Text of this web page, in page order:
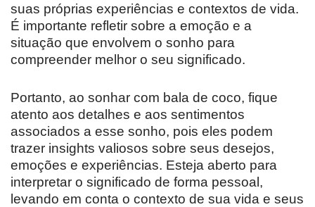
suas próprias experiências e contextos de vida.
É importante refletir sobre a emoção e a
situação que envolvem o sonho para
compreender melhor o seu significado.
Portanto, ao sonhar com bala de coco, fique
atento aos detalhes e aos sentimentos
associados a esse sonho, pois eles podem
trazer insights valiosos sobre seus desejos,
emoções e experiências. Esteja aberto para
interpretar o significado de forma pessoal,
levando em conta o contexto de sua vida e seus